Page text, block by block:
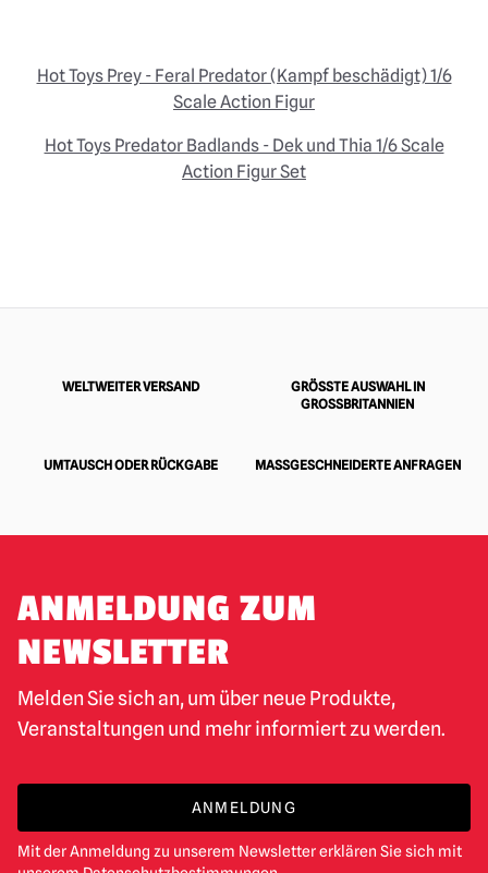
Hot Toys Prey - Feral Predator (Kampf beschädigt) 1/6
Scale Action Figur
Hot Toys Predator Badlands - Dek und Thia 1/6 Scale
Action Figur Set
WELTWEITER VERSAND
GRÖSSTE AUSWAHL IN G
ROSSBRITANNIEN
UMTAUSCH ODER RÜCKGABE MASSGESCHNEIDERTE ANFRAGEN
ANMELDUNG ZUM
NEWSLETTER
Melden Sie sich an, um über neue Produkte,
Veranstaltungen und mehr informiert zu werden.
ANMELDUNG
Mit der Anmeldung zu unserem Newsletter erklären Sie sich mit